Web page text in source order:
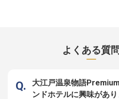
天風呂やプールはもちろん、2025
年7月にオープンしたカプセルルー
が整っています。 ■安定企業ならで
は！働きやすさを追求したサポート
体制 1998年に不動産仲介から始
め、今ではホテルやマンション、飲
食調理スタッフ
の海の幸・山の
宴会料理を、
メニューの考案
理、そして料理
アップ可能。経
長・料理長候補
よくある質問
大江戸温泉物語
ンドホテルに興味があ